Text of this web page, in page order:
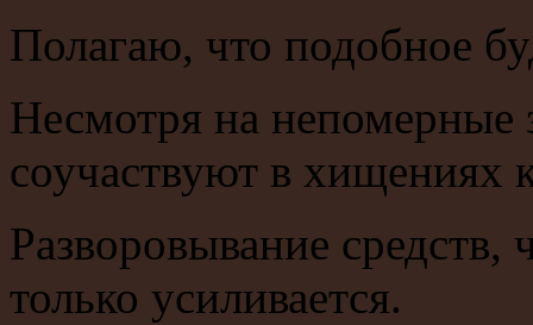
Полагаю, что подобное
Несмотря на непомерные
соучаствуют в хищениях
Разворовывание средств,
только усиливается.